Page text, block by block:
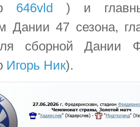
646vld ) и
Дании 47 сезона,
сборной Дании
Игорь Ник).